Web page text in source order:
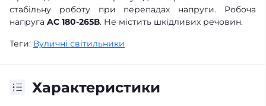
стабільну роботу при перепадах напруги. Робоча
напруга AC 180-265В. Не містить шкідливих речовин.
Теги: Вуличні світильники
Характеристики